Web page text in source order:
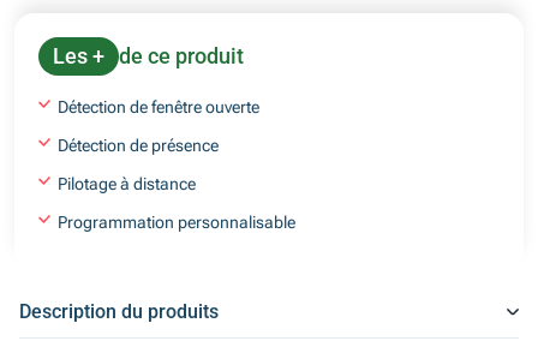
Les + de ce produit
Détection de fenêtre ouverte
Détection de présence
Pilotage à distance
Programmation personnalisable
Description du produits